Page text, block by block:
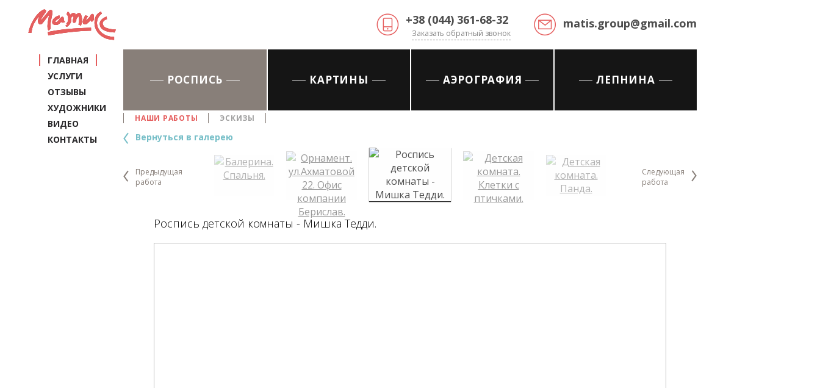
matis.group@gmail.com
+38 (044) 361-68-32
Заказать обратный звонок
ГЛАВНАЯ
УСЛУГИ
ОТЗЫВЫ
ХУДОЖНИКИ
ВИДЕО
КОНТАКТЫ
РОСПИСЬ
НАШИ РАБОТЫ ЭСКИЗЫ
КАРТИНЫ АЭРОГРАФИЯ ЛЕПНИНА
Вернуться в галерею
Предыдущая
работа
Следующая
работа
Роспись детской комнаты - Мишка Тедди.